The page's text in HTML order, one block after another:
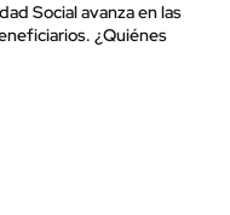
Social avanza en las
¿Quiénes